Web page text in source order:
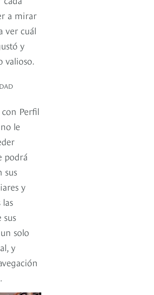
a mirar
ver cuál
y
valioso.
Perfil
le
podrá
sus
y
sus
solo
y